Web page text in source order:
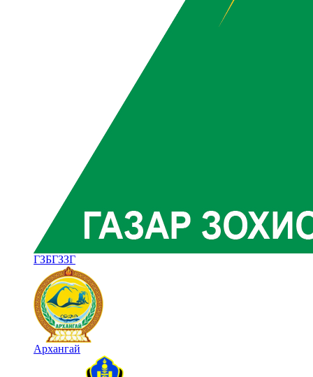
ГЗБГЗЗГ
Архангай